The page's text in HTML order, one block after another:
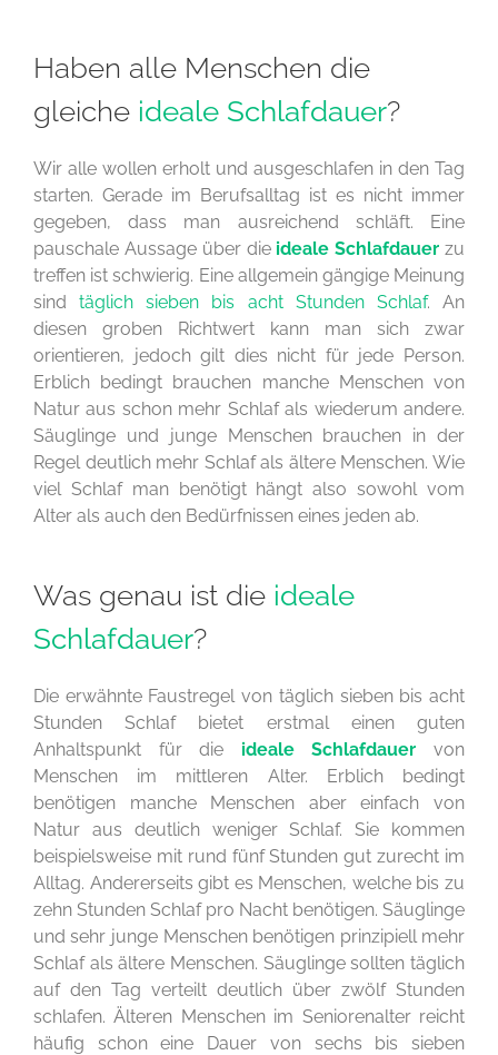
Haben alle Menschen die
gleicheideale Schlafdauer?
Wir alle wollen erholt und ausgeschlafen in den Tag
starten. Gerade im Berufsalltag ist es nicht immer
gegeben, dass man ausreichend schläft. Eine
pauschale Aussage über die ideale Schlafdauer zu
treffen ist schwierig. Eine allgemein gängige Meinung
sindtäglich sieben bis acht Stunden Schlaf. An
diesen groben Richtwert kann man sich zwar
orientieren, jedoch gilt dies nicht für jede Person.
Erblich bedingt brauchen manche Menschen von
Natur aus schon mehr Schlaf als wiederum andere.
Säuglinge und junge Menschen brauchen in der
Regel deutlich mehr Schlaf als ältere Menschen. Wie
viel Schlaf man benötigt hängt also sowohl vom
Alter als auch den Bedürfnissen eines jeden ab.
Was genau ist dieideale
Schlafdauer?
Die erwähnte Faustregel von täglich sieben bis acht
Stunden Schlaf bietet erstmal einen guten
Anhaltspunkt für die ideale Schlafdauer von
Menschen im mittleren Alter. Erblich bedingt
benötigen manche Menschen aber einfach von
Natur aus deutlich weniger Schlaf. Sie kommen
beispielsweise mit rund fünf Stunden gut zurecht im
Alltag. Andererseits gibt es Menschen, welche bis zu
zehn Stunden Schlaf pro Nacht benötigen. Säuglinge
und sehr junge Menschen benötigen prinzipiell mehr
Schlaf als ältere Menschen. Säuglinge sollten täglich
auf den Tag verteilt deutlich über zwölf Stunden
schlafen. Älteren Menschen im Seniorenalter reicht
häufig schon eine Dauer von sechs bis sieben